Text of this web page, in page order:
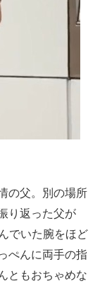
の父。別の場所
り返った父が
いた腕をほど
ぺんに両手の指
ともおちゃめな